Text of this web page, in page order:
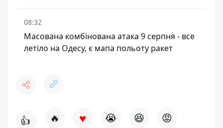
08:32
Масована комбінована атака 9 серпня - все
летіло на Одесу, є мапа польоту ракет
👍 🔥 ♥ 😭 😆 😡